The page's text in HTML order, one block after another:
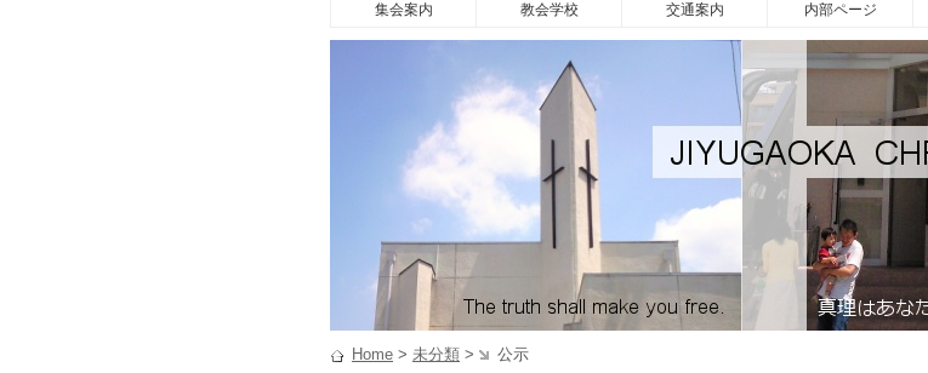
集会案内
教会学校 交通案内 内部ページ
Home > 未分類 > 公示